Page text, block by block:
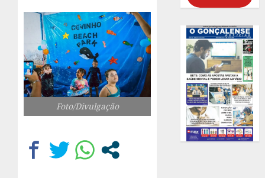
Foto/Divulgação